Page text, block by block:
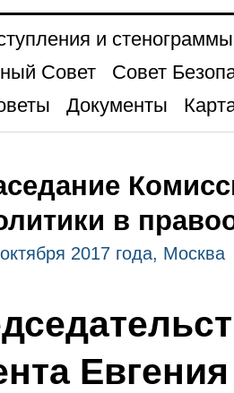
и стенограммы
Совет
Совет
Документы
в
2017 года, Москва